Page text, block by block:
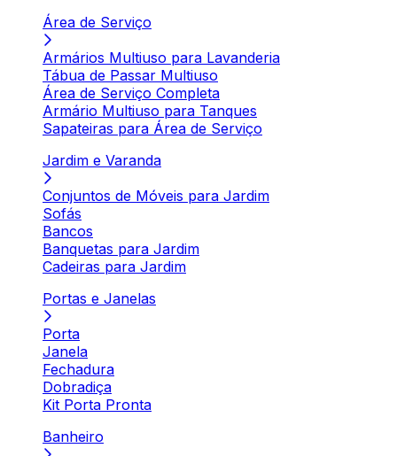
Área de Serviço
Armários Multiuso para Lavanderia
Tábua de Passar Multiuso
Área de Serviço Completa
Armário Multiuso para Tanques
Sapateiras para Área de Serviço
Jardim e Varanda
Conjuntos de Móveis para Jardim
Sofás
Bancos
Banquetas para Jardim
Cadeiras para Jardim
Portas e Janelas
Porta
Janela
Fechadura
Dobradiça
Kit Porta Pronta
Banheiro